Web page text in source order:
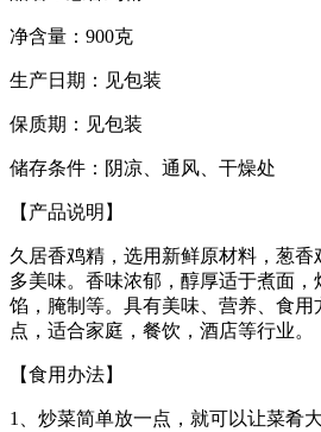
净含量：900克
生产日期：见包装
保质期：见包装
储存条件：阴凉、通风、干燥处
【产品说明】
久居香鸡精，选用新鲜原材料，葱
多美味。香味浓郁，醇厚适于煮面
馅，腌制等。具有美味、营养、食
点，适合家庭，餐饮，酒店等行业。
【食用办法】
1、炒菜简单放一点，就可以让菜肴